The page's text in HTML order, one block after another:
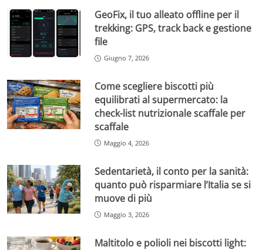
GeoFix, il tuo alleato offline per il
trekking: GPS, track back e gestione
file
Giugno 7, 2026
Come scegliere biscotti più
equilibrati al supermercato: la
check-list nutrizionale scaffale per
scaffale
Maggio 4, 2026
Sedentarietà, il conto per la sanità:
quanto può risparmiare l’Italia se si
muove di più
Maggio 3, 2026
Maltitolo e polioli nei biscotti light: